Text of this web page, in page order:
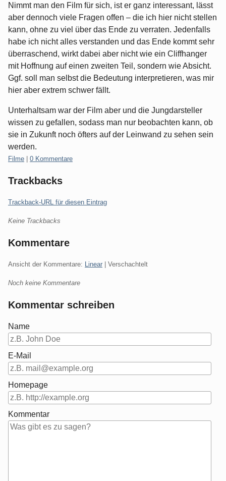
Nimmt man den Film für sich, ist er ganz interessant, lässt
aber dennoch viele Fragen offen – die ich hier nicht stellen
kann, ohne zu viel über das Ende zu verraten. Jedenfalls
habe ich nicht alles verstanden und das Ende kommt sehr
überraschend, wirkt dabei aber nicht wie ein Cliffhanger
mit Hoffnung auf einen zweiten Teil, sondern wie Absicht.
Ggf. soll man selbst die Bedeutung interpretieren, was mir
hier aber extrem schwer fällt.
Unterhaltsam war der Film aber und die Jungdarsteller
wissen zu gefallen, sodass man nur beobachten kann, ob
sie in Zukunft noch öfters auf der Leinwand zu sehen sein
werden.
Kategorien:
Filme 0 Kommentare
Trackbacks
Trackback-URL für diesen Eintrag
Keine Trackbacks
Kommentare
Ansicht der Kommentare: Linear | Verschachtelt
Noch keine Kommentare
Kommentar schreiben
Name
E-Mail
Homepage
Kommentar